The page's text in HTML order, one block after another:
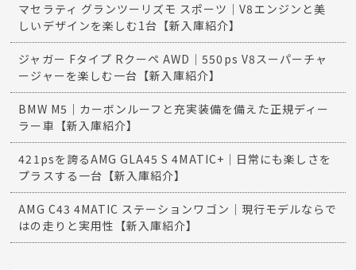
マセラティ グランツーリズモ スポーツ｜V8エンジンと美
しいデザインを楽しむ1台【新入庫紹介】
ジャガー Fタイプ Rクーペ AWD｜550ps V8スーパーチャ
ージャーを楽しむ一台【新入庫紹介】
BMW M5｜カーボンルーフと充実装備を備えた正規ディー
ラー車【新入庫紹介】
421psを誇るAMG GLA45 S 4MATIC+｜日常にも楽しさを
プラスする一台【新入庫紹介】
AMG C43 4MATIC ステーションワゴン｜現行モデルならで
はの走りと実用性【新入庫紹介】